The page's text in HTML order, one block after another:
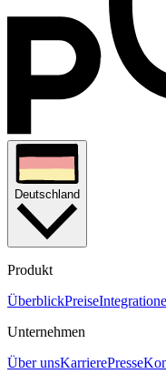
Deutschland
Produkt
ÜberblickPreise
Unternehmen
Über unsKarrierePresse